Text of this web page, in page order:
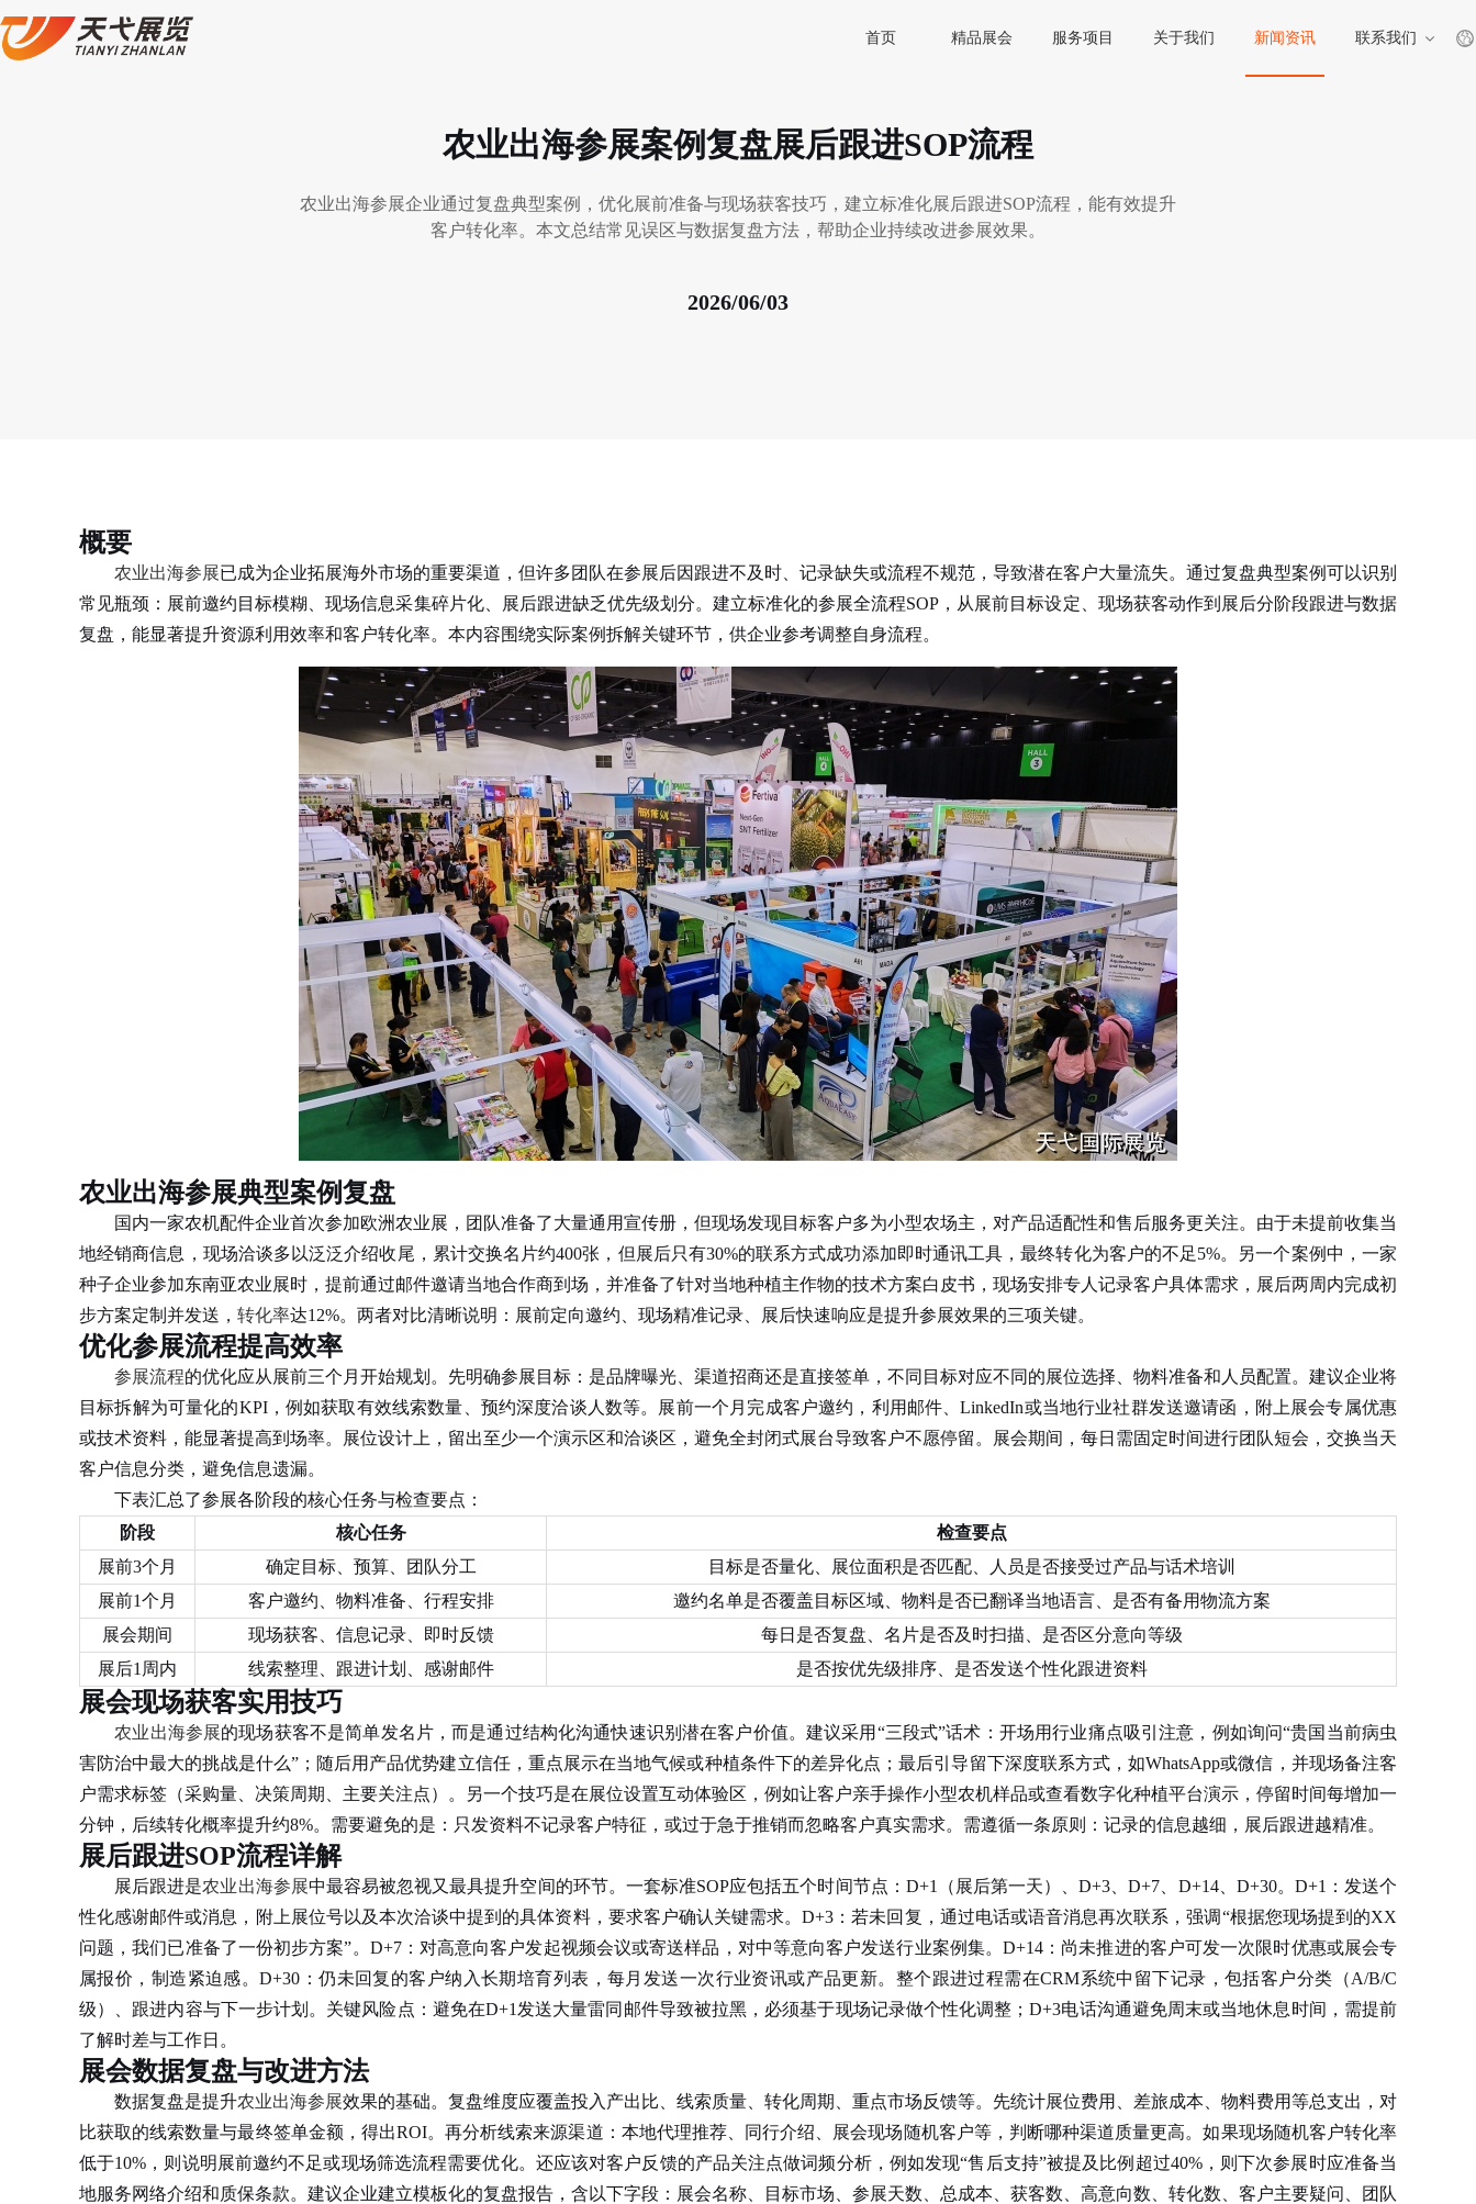
首页 精品展会 服务项目 关于我们 新闻资讯 联系我们
农业出海参展案例复盘展后跟进SOP流程
农业出海参展企业通过复盘典型案例，优化展前准备与现场获客技巧，建立标准化展后跟进SOP流程，能有效提升
客户转化率。本文总结常见误区与数据复盘方法，帮助企业持续改进参展效果。
2026/06/03
概要
农业出海参展已成为企业拓展海外市场的重要渠道，但许多团队在参展后因跟进不及时、记录缺失或流程不规范，导致潜在客户大量流失。通过复盘典型案例可以识别
常见瓶颈：展前邀约目标模糊、现场信息采集碎片化、展后跟进缺乏优先级划分。建立标准化的参展全流程SOP，从展前目标设定、现场获客动作到展后分阶段跟进与数据
复盘，能显著提升资源利用效率和客户转化率。本内容围绕实际案例拆解关键环节，供企业参考调整自身流程。
农业出海参展典型案例复盘
国内一家农机配件企业首次参加欧洲农业展，团队准备了大量通用宣传册，但现场发现目标客户多为小型农场主，对产品适配性和售后服务更关注。由于未提前收集当
地经销商信息，现场洽谈多以泛泛介绍收尾，累计交换名片约400张，但展后只有30%的联系方式成功添加即时通讯工具，最终转化为客户的不足5%。另一个案例中，一家
种子企业参加东南亚农业展时，提前通过邮件邀请当地合作商到场，并准备了针对当地种植主作物的技术方案白皮书，现场安排专人记录客户具体需求，展后两周内完成初
步方案定制并发送， 转化率达12%。两者对比清晰说明：展前定向邀约、现场精准记录、展后快速响应是提升参展效果的三项关键。
优化参展流程提高效率
参展流程的优化应从展前三个月开始规划。先明确参展目标：是品牌曝光、渠道招商还是直接签单，不同目标对应不同的展位选择、物料准备和人员配置。建议企业将
目标拆解为可量化的KPI，例如获取有效线索数量、预约深度洽谈人数等。展前一个月完成客户邀约，利用邮件、LinkedIn或当地行业社群发送邀请函，附上展会专属优惠
或技术资料，能显著提高到场率。展位设计上，留出至少一个演示区和洽谈区，避免全封闭式展台导致客户不愿停留。展会期间，每日需固定时间进行团队短会，交换当天
客户信息分类，避免信息遗漏。
下表汇总了参展各阶段的核心任务与检查要点：
阶段
核心任务
检查要点
展前3个月
确定目标、预算、团队分工
目标是否量化、展位面积是否匹配、人员是否接受过产品与话术培训
展前1个月
客户邀约、物料准备、行程安排
邀约名单是否覆盖目标区域、物料是否已翻译当地语言、是否有备用物流方案
展会期间
现场获客、信息记录、即时反馈
每日是否复盘、名片是否及时扫描、是否区分意向等级
展后1周内
线索整理、跟进计划、感谢邮件 是否按优先级排序、是否发送个性化跟进资料
展会现场获客实用技巧
农业出海参展的现场获客不是简单发名片，而是通过结构化沟通快速识别潜在客户价值。建议采用“三段式”话术：开场用行业痛点吸引注意，例如询问“贵国当前病虫
害防治中最大的挑战是什么”；随后用产品优势建立信任，重点展示在当地气候或种植条件下的差异化点；最后引导留下深度联系方式，如WhatsApp或微信，并现场备注客
户需求标签（采购量、决策周期、主要关注点）。另一个技巧是在展位设置互动体验区，例如让客户亲手操作小型农机样品或查看数字化种植平台演示，停留时间每增加一
分钟，后续转化概率提升约8%。需要避免的是：只发资料不记录客户特征，或过于急于推销而忽略客户真实需求。需遵循一条原则：记录的信息越细，展后跟进越精准。
展后跟进SOP流程详解
展后跟进是农业出海参展中最容易被忽视又最具提升空间的环节。一套标准SOP应包括五个时间节点：D+1（展后第一天）、D+3、D+7、D+14、D+30。D+1：发送个
性化感谢邮件或消息，附上展位号以及本次洽谈中提到的具体资料，要求客户确认关键需求。D+3：若未回复，通过电话或语音消息再次联系，强调“根据您现场提到的XX
问题，我们已准备了一份初步方案”。D+7：对高意向客户发起视频会议或寄送样品，对中等意向客户发送行业案例集。D+14：尚未推进的客户可发一次限时优惠或展会专
属报价，制造紧迫感。D+30：仍未回复的客户纳入长期培育列表，每月发送一次行业资讯或产品更新。整个跟进过程需在CRM系统中留下记录，包括客户分类（A/B/C
级）、跟进内容与下一步计划。关键风险点：避免在D+1发送大量雷同邮件导致被拉黑，必须基于现场记录做个性化调整；D+3电话沟通避免周末或当地休息时间，需提前
了解时差与工作日。
展会数据复盘与改进方法
数据复盘是提升农业出海参展效果的基础。复盘维度应覆盖投入产出比、线索质量、转化周期、重点市场反馈等。先统计展位费用、差旅成本、物料费用等总支出，对
比获取的线索数量与最终签单金额，得出ROI。再分析线索来源渠道：本地代理推荐、同行介绍、展会现场随机客户等，判断哪种渠道质量更高。如果现场随机客户转化率
低于10%，则说明展前邀约不足或现场筛选流程需要优化。还应该对客户反馈的产品关注点做词频分析，例如发现“售后支持”被提及比例超过40%，则下次参展时应准备当
地服务网络介绍和质保条款。建议企业建立模板化的复盘报告，含以下字段：展会名称、目标市场、参展天数、总成本、获客数、高意向数、转化数、客户主要疑问、团队